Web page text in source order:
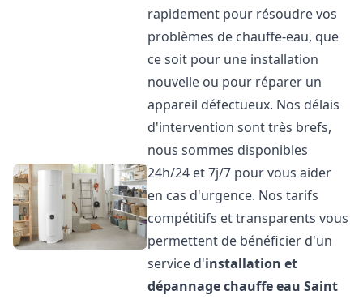
rapidement pour résoudre vos
problèmes de chauffe-eau, que
ce soit pour une installation
nouvelle ou pour réparer un
appareil défectueux. Nos délais
d'intervention sont très brefs,
nous sommes disponibles
24h/24 et 7j/7 pour vous aider
en cas d'urgence. Nos tarifs
compétitifs et transparents vous
permettent de bénéficier d'un
service d'installation et
dépannage chauffe eau Saint